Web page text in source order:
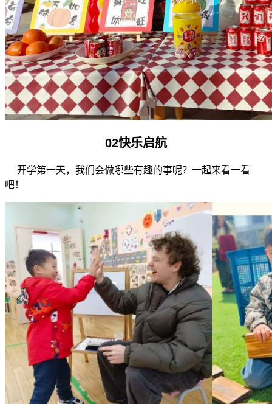
02快乐启航
开学第一天，我们会做哪些有趣的事呢？一起来看一看
吧！